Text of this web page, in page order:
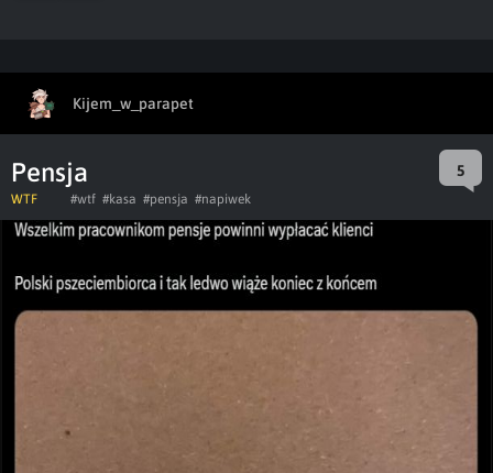
Kijem_w_parapet
Pensja 5
WTF #wtf #kasa #pensja #napiwek